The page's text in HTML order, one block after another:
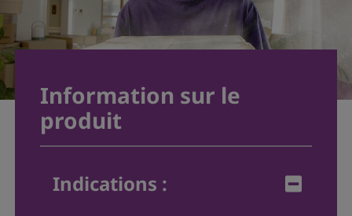
Information sur le
produit
Indications :